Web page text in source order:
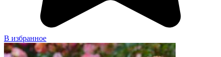
В избранное